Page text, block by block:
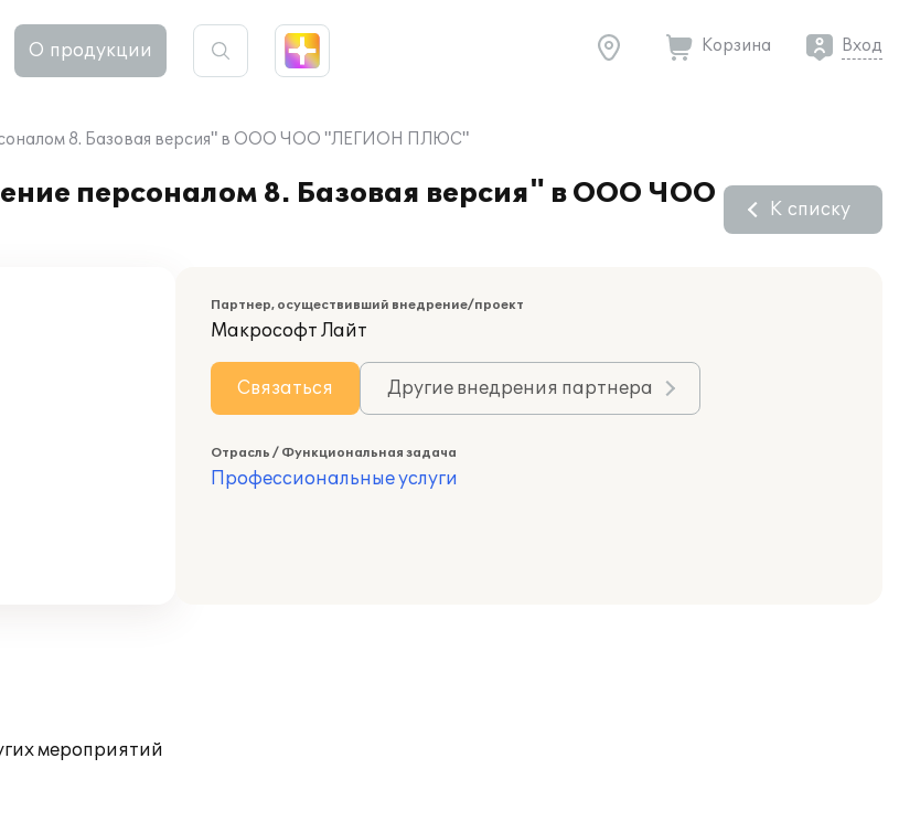
О продукции Корзина Вход
8. Базовая версия" в ООО ЧОО "ЛЕГИОН ПЛЮС"
персоналом 8. Базовая версия" в ООО ЧОО
К списку
Партнер, осуществивший внедрение/проект
Макрософт Лайт
Связаться Другие внедрения партнера
Отрасль / Функциональная задача
Профессиональные услуги
мероприятий